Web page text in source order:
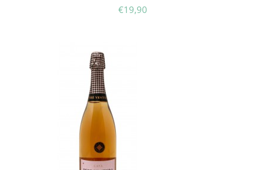
€19,90